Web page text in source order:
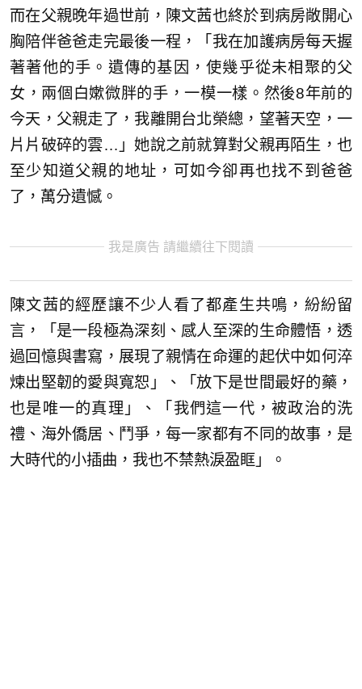
而在父親晚年過世前，陳文茜也終於到病房敞開心
胸陪伴爸爸走完最後一程，「我在加護病房每天握
著著他的手。遺傳的基因，使幾乎從未相聚的父
女，兩個白嫰微胖的手，一模一樣。然後8年前的
今天，父親走了，我離開台北榮總，望著天空，一
片片破碎的雲…」她說之前就算對父親再陌生，也
至少知道父親的地址，可如今卻再也找不到爸爸
了，萬分遺憾。
我是廣告 請繼續往下閱讀
陳文茜的經歷讓不少人看了都產生共鳴，紛紛留
言，「是一段極為深刻、感人至深的生命體悟，透
過回憶與書寫，展現了親情在命運的起伏中如何淬
煉出堅韌的愛與寬恕」、「放下是世間最好的藥，
也是唯一的真理」、「我們這一代，被政治的洗
禮、海外僑居、鬥爭，每一家都有不同的故事，是
大時代的小插曲，我也不禁熱淚盈眶」。